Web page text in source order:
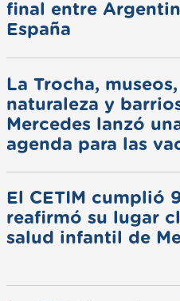
final entre
España
La Trocha, museos,
naturaleza y
Mercedes lanzó
agenda para las
El CETIM cumplió
reafirmó su lugar
salud infantil de